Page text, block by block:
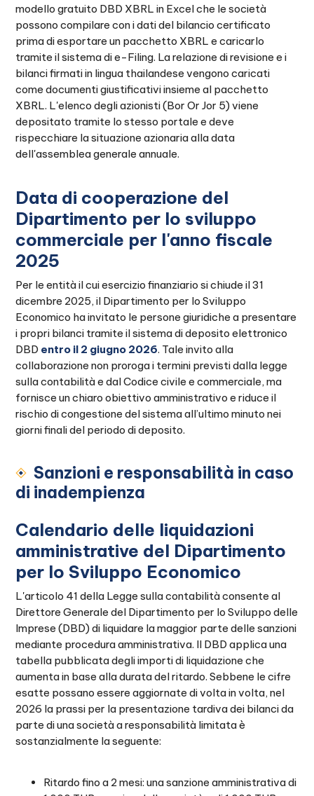
modello gratuito DBD XBRL in Excel che le società
possono compilare con i dati del bilancio certificato
prima di esportare un pacchetto XBRL e caricarlo
tramite il sistema di e-Filing. La relazione di revisione e i
bilanci firmati in lingua thailandese vengono caricati
come documenti giustificativi insieme al pacchetto
XBRL. L'elenco degli azionisti (Bor Or Jor 5) viene
depositato tramite lo stesso portale e deve
rispecchiare la situazione azionaria alla data
dell'assemblea generale annuale.
Data di cooperazione del
Dipartimento per lo sviluppo
commerciale per l'anno fiscale
2025
Per le entità il cui esercizio finanziario si chiude il 31
dicembre 2025, il Dipartimento per lo Sviluppo
Economico ha invitato le persone giuridiche a presentare
i propri bilanci tramite il sistema di deposito elettronico
DBD entro il 2 giugno 2026. Tale invito alla
collaborazione non proroga i termini previsti dalla legge
sulla contabilità e dal Codice civile e commerciale, ma
fornisce un chiaro obiettivo amministrativo e riduce il
rischio di congestione del sistema all’ultimo minuto nei
giorni finali del periodo di deposito.
Sanzioni e responsabilità in caso
di inadempienza
Calendario delle liquidazioni
amministrative del Dipartimento
per lo Sviluppo Economico
L'articolo 41 della Legge sulla contabilità consente al
Direttore Generale del Dipartimento per lo Sviluppo delle
Imprese (DBD) di liquidare la maggior parte delle sanzioni
mediante procedura amministrativa. Il DBD applica una
tabella pubblicata degli importi di liquidazione che
aumenta in base alla durata del ritardo. Sebbene le cifre
esatte possano essere aggiornate di volta in volta, nel
2026 la prassi per la presentazione tardiva dei bilanci da
parte di una società a responsabilità limitata è
sostanzialmente la seguente:
Ritardo fino a 2 mesi: una sanzione amministrativa di